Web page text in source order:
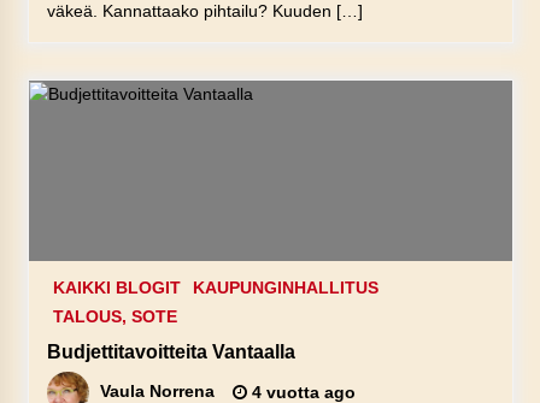
väkeä. Kannattaako pihtailu? Kuuden […]
KAIKKI BLOGIT
KAUPUNGINHALLITUS
TALOUS, SOTE
Budjettitavoitteita Vantaalla
Vaula Norrena 4 vuotta ago